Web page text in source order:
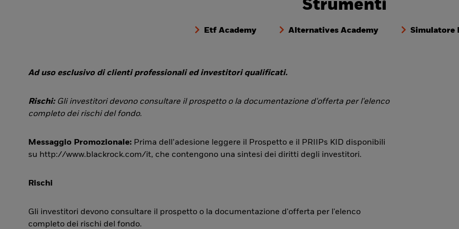
Strumenti
Etf Academy Alternatives Academy Simulatore
Ad uso esclusivo di clienti professionali ed investitori qualificati.
Rischi: Gli investitori devono consultare il prospetto o la documentazione d'offerta per l'elenco
completo dei rischi del fondo.
Messaggio Promozionale: Prima dell’adesione leggere il Prospetto e il PRIIPs KID disponibili
su http://www.blackrock.com/it, che contengono una sintesi dei diritti degli investitori.
Rischi
Gli investitori devono consultare il prospetto o la documentazione d'offerta per l'elenco
completo dei rischi del fondo.